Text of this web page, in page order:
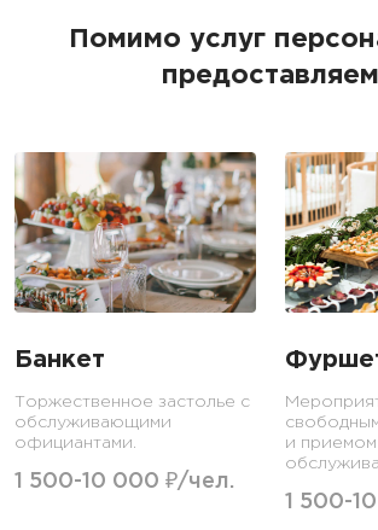
Помимо услуг
предоставляем
Банкет
Торжественное застолье с
обслуживающими
официантами.
1 500-10 000 ₽/чел.
и
1 500-